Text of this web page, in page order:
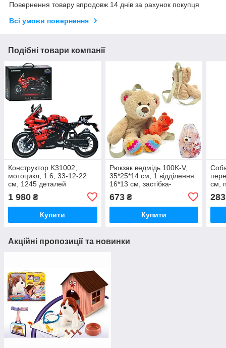
Повернення товару впродовж 14 днів за рахунок покупця
Всі умови повернення
Подібні товари компанії
Конструктор K31002,
мотоцикл, 1:6, 33-12-22
см, 1245 деталей
1 980 ₴
Купити
Рюкзак ведмідь 100K-V,
35*25*14 см, 1 відділення
16*13 см, застібка-
673₴
Купити
см,
283
Акційні пропозиції та новинки